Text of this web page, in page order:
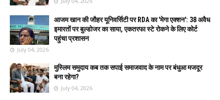
आजम खान की जौहर यूनिवर्सिटी पर RDA का 'मेगा एक्शन': 38 अवैध
इमारतों पर बुल्डोजर का साया, एकतरफा स्टे रोकने के लिए कोर्ट
पहुंचा प्रशासन
July 04, 2026
मुस्लिम समुदाय कब तक सपाई समाजवाद के नाम पर बंधुआ मजदूर
बना रहेगा?
July 04, 2026